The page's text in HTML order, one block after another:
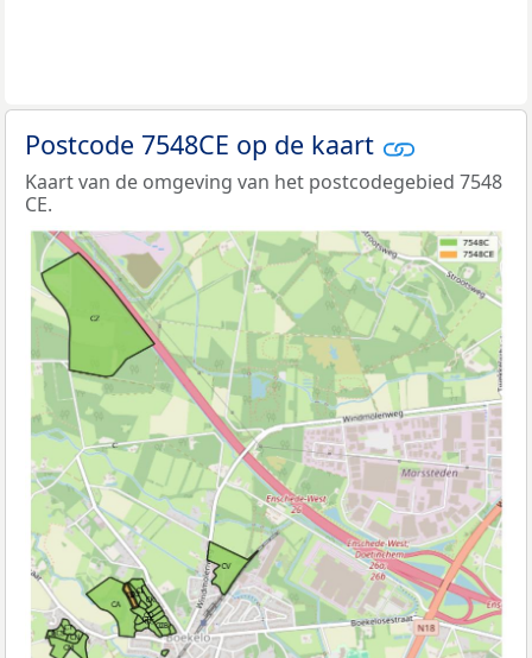
Postcode 7548CE op de kaart
Kaart van de omgeving van het postcodegebied 7548
CE.